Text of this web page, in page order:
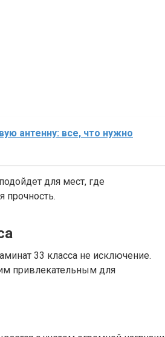
антенну: все, что нужно
для мест, где
прочность.
33 класса не исключение.
привлекательным для